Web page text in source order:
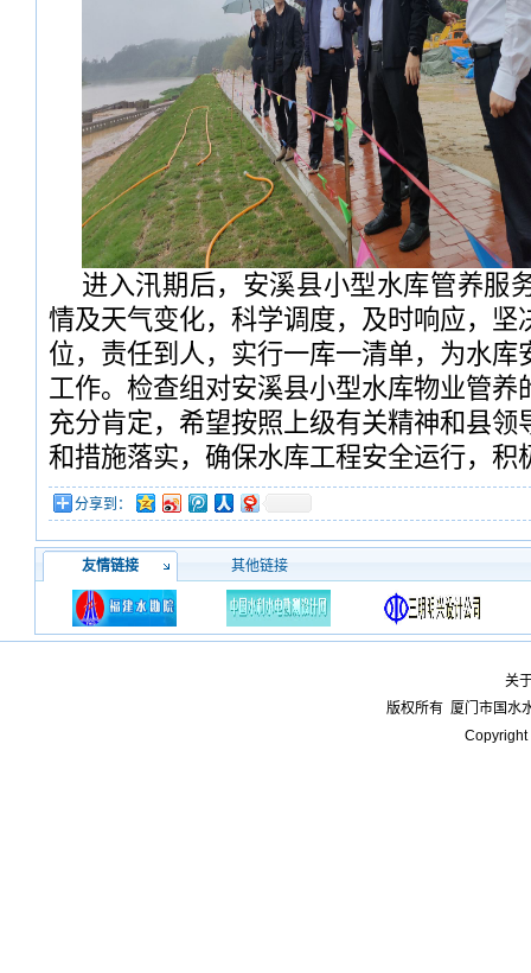
进入汛期后，安溪县小型水库管养服
情及天气变化，科学调度，及时响应，坚
位，责任到人，实行一库一清单，为水库
工作。检查组对安溪县小型水库物业管养
充分肯定，希望按照上级有关精神和县领
和措施落实，确保水库工程安全运行，积
分享到：
友情链接 其他链接
关
版权所有 厦门市国水
Copyright